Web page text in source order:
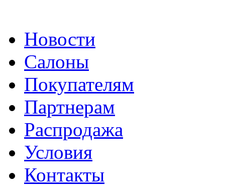
Новости
Салоны
Покупателям
Партнерам
Распродажа
Условия
Контакты